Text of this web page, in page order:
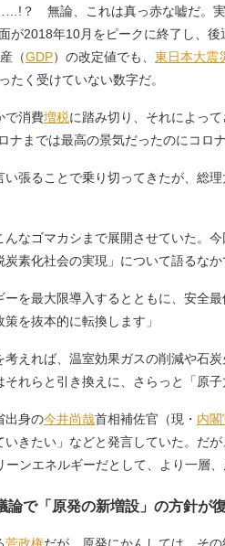
？ 無論、これは真っ赤な嘘だ。実
が2018年10月をピークに終了し、
（GDP）の改定値でも、 東日本大震
たく受けていない数字だ。
で消費増税に踏み切り、それによっ
ナまでは最高の景気だったのにコロ
張ることで乗り切ってきたが、総
なゴマカシまで展開させていた。
素化社会の実現」について語るなか
ーを最大限導入するとともに、安全
を抜本的に転換します」
えれば、温室効果ガスの削減や石
れらと引き換えに、さらっと「原子
出身の今井尚哉首相補佐官（現・ 内
いきたい」などと発言していた。だ
ンエネルギーだとして、より一層
で「原発の新増設」の方針が